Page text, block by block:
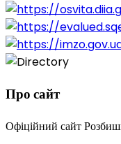
Про сайт
Офіційний сайт